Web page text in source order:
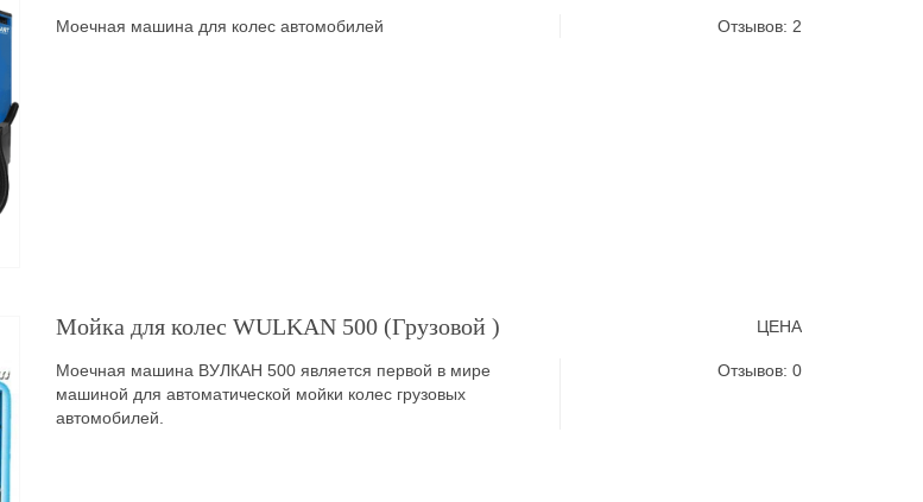
Моечная машина для колес автомобилей Отзывов: 2
Мойка для колес WULKAN 500 (Грузовой ) ЦЕНА
Моечная машина ВУЛКАН 500 является первой в мире
машиной для автоматической мойки колес грузовых
автомобилей.
Отзывов: 0